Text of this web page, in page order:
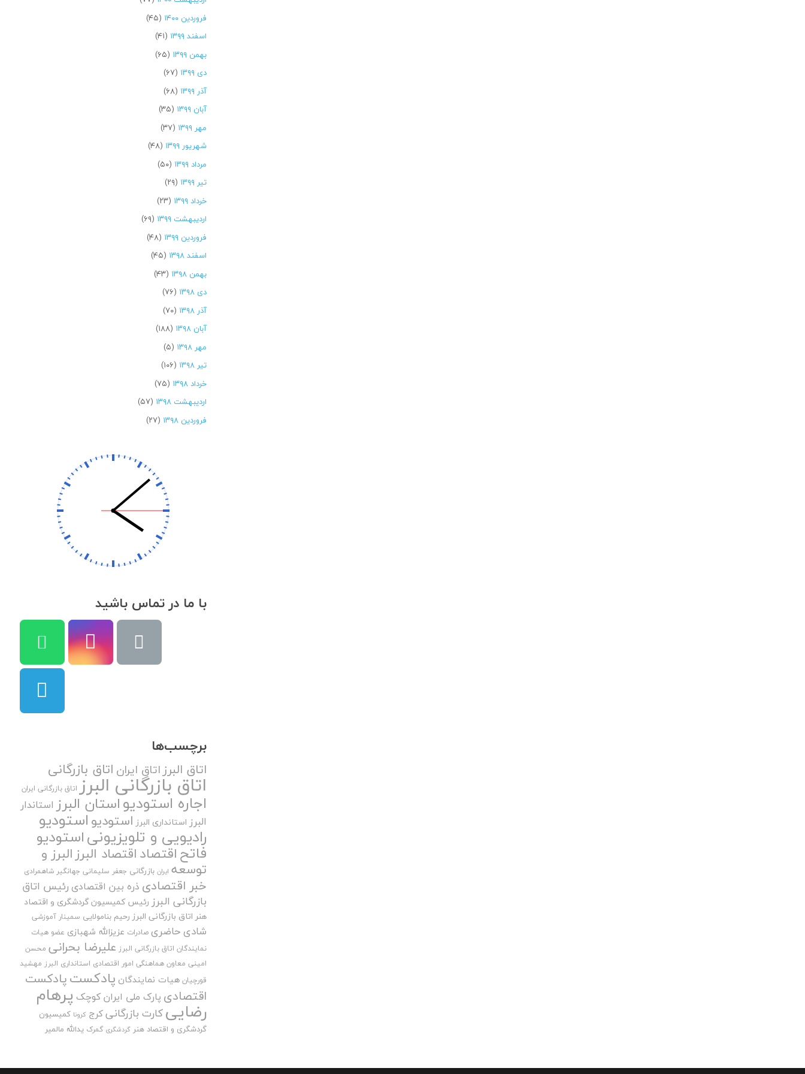
فروردین ۱۴۰۰
(۴۵)
اسفند ۱۳۹۹
(۴۱)
بهمن ۱۳۹۹
(۶۵)
دی ۱۳۹۹
(۶۷)
آذر ۱۳۹۹
(۶۸)
آبان ۱۳۹۹
(۳۵)
مهر ۱۳۹۹
(۳۷)
شهریور ۱۳۹۹
(۴۸)
مرداد ۱۳۹۹
(۵۰)
تیر ۱۳۹۹
(۲۹)
خرداد ۱۳۹۹
(۲۳)
اردیبهشت ۱۳۹۹
(۶۹)
فروردین ۱۳۹۹
(۴۸)
اسفند ۱۳۹۸
(۴۵)
بهمن ۱۳۹۸
(۴۳)
دی ۱۳۹۸
(۷۶)
آذر ۱۳۹۸
(۷۰)
آبان ۱۳۹۸
(۱۸۸)
مهر ۱۳۹۸
(۵)
تیر ۱۳۹۸
(۱۰۶)
خرداد ۱۳۹۸
(۷۵)
اردیبهشت ۱۳۹۸
(۵۷)
فروردین ۱۳۹۸
(۲۷)
با ما در تماس باشید
برچسب‌ها
اتاق البرزاتاق ایران اتاق بازرگانی
اتاق بازرگانی البرز اتاق بازرگانی ایران
اجاره استودیواستان البرز استاندار
البرز استانداری البرز استودیواستودیو
رادیویی و تلویزیونیاستودیو
فاتحاقتصاداقتصاد البرزالبرز و
توسعه ایران بازرگانی جعفر سلیمانی جهانگیر شاهمرادی
خبر اقتصادی ذره بین اقتصادی رئیس اتاق
بازرگانی البرز رئیس کمیسیون گردشگری و اقتصاد
هنر اتاق بازرگانی البرز رحیم بنامولایی سمینار آموزشی
شادی حاضری صادرات عزیزالله شهبازی عضو هیات
نمایندگان اتاق بازرگانی البرز علیرضا بحرانی محسن
امینی معاون هماهنگی امور اقتصادی استانداری البرز مهشید
قورچیان هیات نمایندگان پادکستپادکست
اقتصادی پارک ملی ایران کوچک پرهام
رضاییکارت بازرگانیکرج کرونا کمیسیون
گردشگری و اقتصاد هنر گردشگری گمرک یدالله مالمیر